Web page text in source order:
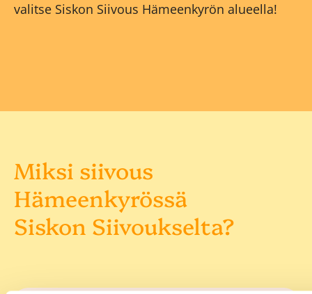
valitse Siskon Siivous Hämeenkyrön alueella!
Miksi siivous
Hämeenkyrössä
Siskon Siivoukselta?